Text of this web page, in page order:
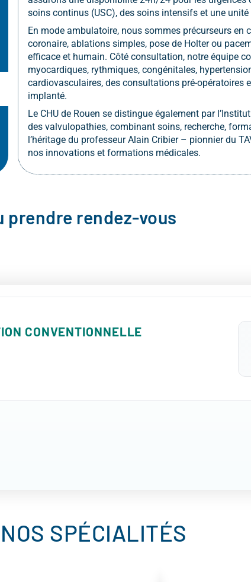
soins continus (USC), des soins intensifs et une
En mode ambulatoire, nous sommes précurseurs
coronaire, ablations simples, pose de Holter ou
efficace et humain. Côté consultation, notre équipe
myocardiques, rythmiques, congénitales,
cardiovasculaires, des consultations pré-
implanté.
Le CHU de Rouen se distingue également par
des valvulopathies, combinant soins, recherche,
l’héritage du professeur Alain Cribier – pionnier du
nos innovations et formations médicales.
rendez-vous
CONVENTIONNELLE
SPÉCIALITÉS